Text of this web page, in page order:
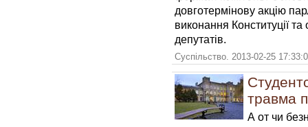
довготермінову акцію
виконання Конституції
депутатів.
Суспільство. 2013-02-25
травма
А от чи